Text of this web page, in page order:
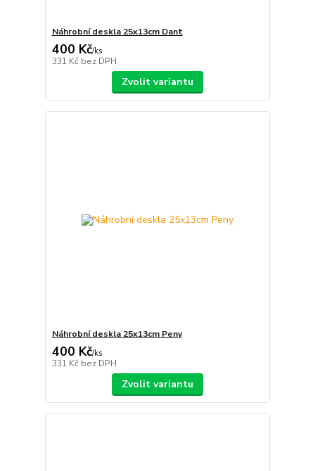
Náhrobní deskla 25x13cm Dant
400 Kč/ks
331 Kč bez DPH
Zvolit variantu
Náhrobní deskla 25x13cm Peny
400 Kč/ks
331 Kč bez DPH
Zvolit variantu